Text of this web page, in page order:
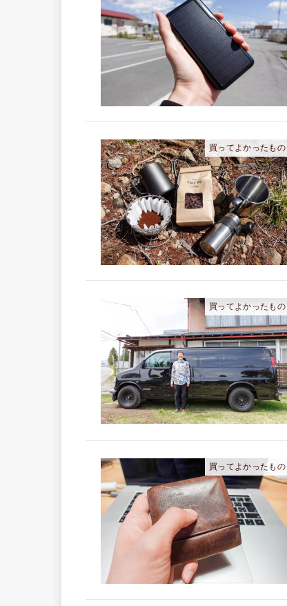
買ってよかったもの
買ってよかったもの
買ってよかったもの